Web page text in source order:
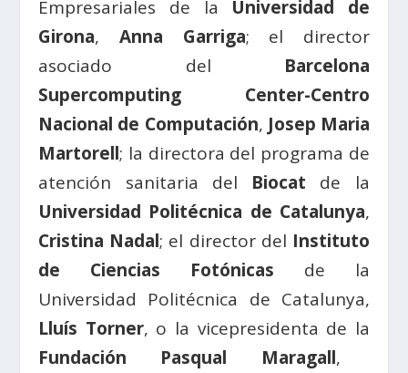
Empresariales de la Universidad de
Girona, Anna Garriga; el director
asociado del Barcelona
Supercomputing Center-Centro
Nacional de Computación, Josep Maria
Martorell; la directora del programa de
atención sanitaria del Biocat de la
Universidad Politécnica de Catalunya,
Cristina Nadal; el director del Instituto
de Ciencias Fotónicas de la
Universidad Politécnica de Catalunya,
Lluís Torner, o la vicepresidenta de la
Fundación Pasqual Maragall,